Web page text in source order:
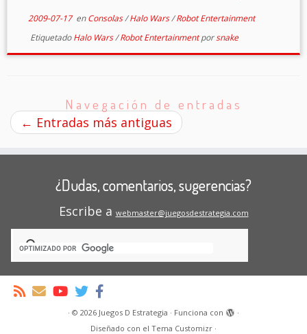
2009-07-17enConsolas/Halo Wars/Robot Entertainment
EtiquetadoHalo Wars/Robot Entertainmentporsnake
Navegación de entradas
← Entradas más antiguas
¿Dudas, comentarios, sugerencias?
Escribe a webmaster@juegosdestrategia.com
· © 2026 Juegos D Estrategia · Funciona con
·
Diseñado con el Tema Customizr ·